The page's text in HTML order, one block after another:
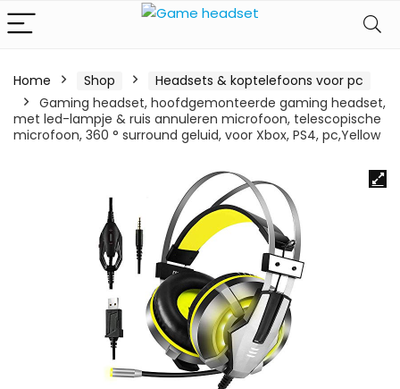
Home Shop
Headsets & koptelefoons voor pc
Gaming headset, hoofdgemonteerde gaming headset,
met led-lampje & ruis annuleren microfoon, telescopische
microfoon, 360 ° surround geluid, voor Xbox, PS4, pc,Yellow